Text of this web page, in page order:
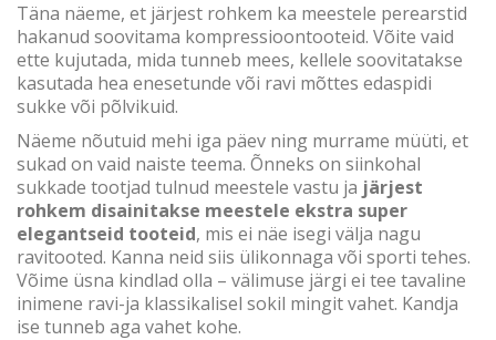
Täna näeme, et järjest rohkem ka meestele perearstid
hakanud soovitama kompressioontooteid. Võite vaid
ette kujutada, mida tunneb mees, kellele soovitatakse
kasutada hea enesetunde või ravi mõttes edaspidi
sukke või põlvikuid.
Näeme nõutuid mehi iga päev ning murrame müüti, et
sukad on vaid naiste teema. Õnneks on siinkohal
sukkade tootjad tulnud meestele vastu ja järjest
rohkem disainitakse meestele ekstra super
elegantseid tooteid, mis ei näe isegi välja nagu
ravitooted. Kanna neid siis ülikonnaga või sporti tehes.
Võime üsna kindlad olla – välimuse järgi ei tee tavaline
inimene ravi-ja klassikalisel sokil mingit vahet. Kandja
ise tunneb aga vahet kohe.